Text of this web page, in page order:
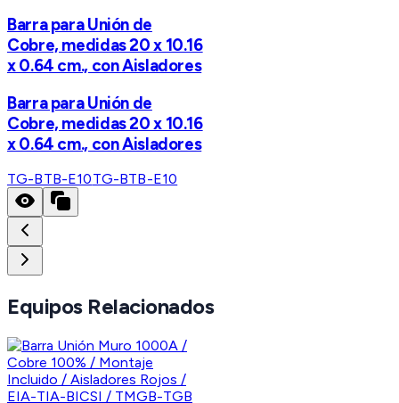
Barra para Unión de
Cobre, medidas 20 x 10.16
x 0.64 cm., con Aisladores
Barra para Unión de
Cobre, medidas 20 x 10.16
x 0.64 cm., con Aisladores
TG-BTB-E10TG-BTB-E10
Equipos Relacionados